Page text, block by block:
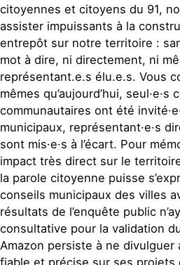
citoyennes et citoyens du 91,
assister impuissants à la
entrepôt sur notre territoire :
mot à dire, ni directement, ni
représentant.e.s élu.e.s. Vous
mêmes qu’aujourd’hui, seul·e·s
communautaires ont été
municipaux, représentant·e·s
sont mis·e·s à l’écart. Pour
impact très direct sur le
la parole citoyenne puisse
conseils municipaux des villes
résultats de l’enquête public
consultative pour la validation
Amazon persiste à ne divulguer
fiable et précise sur ses projets